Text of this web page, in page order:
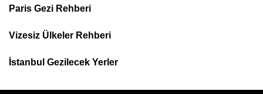
Top
Menu
Paris Gezi Rehberi
Vizesiz Ülkeler Rehberi
İstanbul Gezilecek Yerler